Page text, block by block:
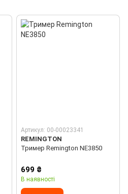
Артикул: 00-00023341
REMINGTON
Тример Remington NE3850
699 ₴
В наявності